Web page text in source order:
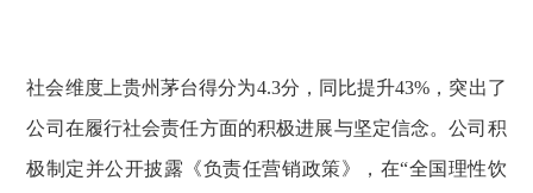
社会维度上贵州茅台得分为4.3分，同比提升43%，突出了
公司在履行社会责任方面的积极进展与坚定信念。公司积
极制定并公开披露《负责任营销政策》，在“全国理性饮